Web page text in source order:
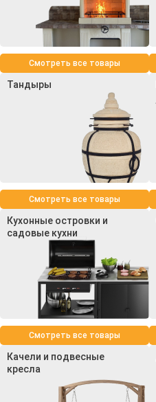
Смотреть все товары
Тандыры
Смотреть все товары
Кухонные островки и
садовые кухни
Смотреть все товары
Качели и подвесные
кресла